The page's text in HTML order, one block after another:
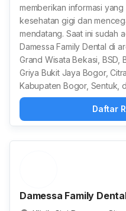
memberikan informasi
kesehatan gigi dan
mendatang. Saat ini sudah
Damessa Family Dental di
Grand Wisata Bekasi, BSD,
Griya Bukit Jaya Bogor,
Kabupaten Bogor, Sentuk,
Daftar
Damessa Family